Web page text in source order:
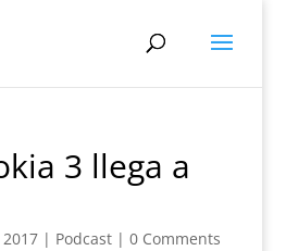
3 llega a
| Podcast| 0 Comments